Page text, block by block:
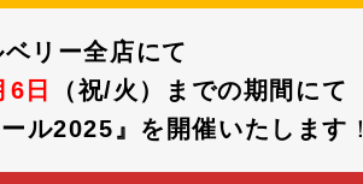
リー全店にて
6日
（祝/火）までの期間にて
ル2025』を開催いたします ！